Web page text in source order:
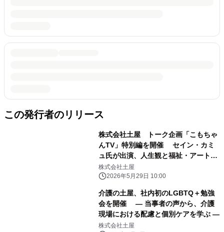
この発行者のリリース
株式会社土屋 トーク企画「こもちゃ
んTV」特別編を開催 セイン・カミ
ュ氏が出演、人生観と福祉・アートに
ついて語る
株式会社土屋
2026年5月29日 10:00
介護の土屋、社内初のLGBTQ＋勉強
会を開催 ― 当事者の声から、介護
現場における配慮と個別ケアを学ぶ ―
株式会社土屋